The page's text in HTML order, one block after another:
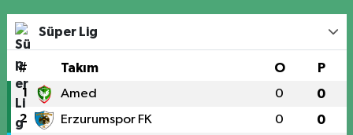
Süper Lig
# Takım O P
1 Amed 0 0
2 Erzurumspor FK 0 0